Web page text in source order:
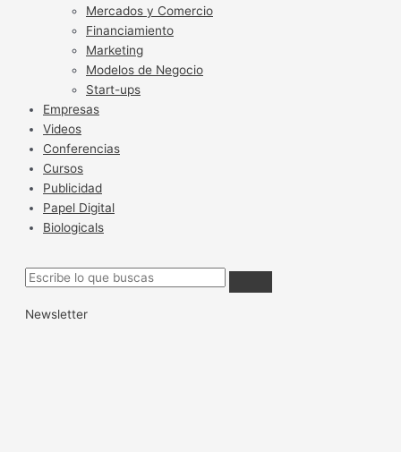
Mercados y Comercio
Financiamiento
Marketing
Modelos de Negocio
Start-ups
Empresas
Videos
Conferencias
Cursos
Publicidad
Papel Digital
Biologicals
Newsletter